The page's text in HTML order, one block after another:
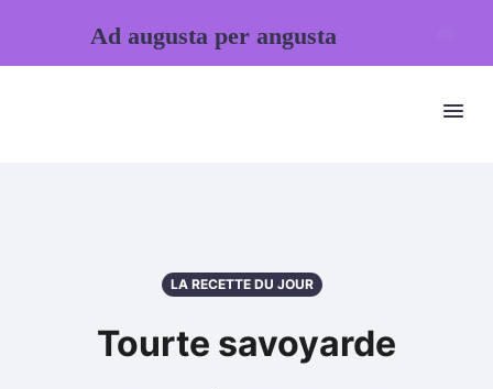
LA RECETTE DU JOUR
Tourte savoyarde
Ad augusta per angusta